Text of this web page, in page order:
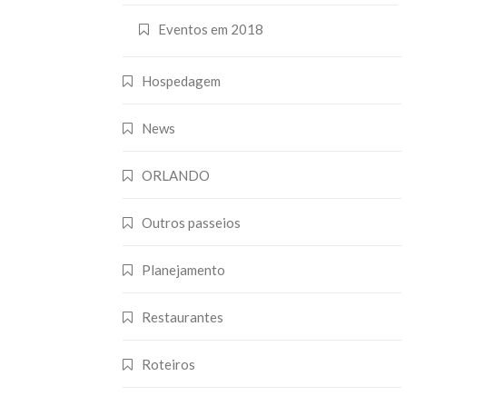
Eventos em 2018
Hospedagem
News
ORLANDO
Outros passeios
Planejamento
Restaurantes
Roteiros